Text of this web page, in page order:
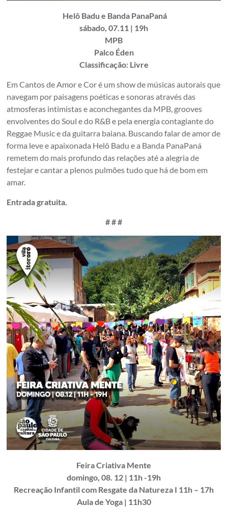
Helô Badu e Banda PanaPaná
sábado, 07.11 | 19h
MPB
Palco Éden
Classificação: Livre
Em Cantos de Amor e Cor é um show de músicas autorais que
navegam por paisagens poéticas e sonoras através das
atmosferas intimistas e aconchegantes da MPB, grooves
envolventes do Soul e do R&B e pela energia contagiante do
Reggae Music e da guitarra baiana. Buscando falar de amor de
forma leve e apaixonada Helô Badu e a Banda PanaPaná
remetem do mais profundo das relações até a alegria de
festejar e cantar a plenos pulmões tudo que há de bom em
amar.
Entrada gratuita.
# # #
Feira Criativa Mente
domingo, 08. 12 | 11h -19h
Recreação Infantil com Resgate da Natureza I 11h – 17h
Aula de Yoga | 11h30